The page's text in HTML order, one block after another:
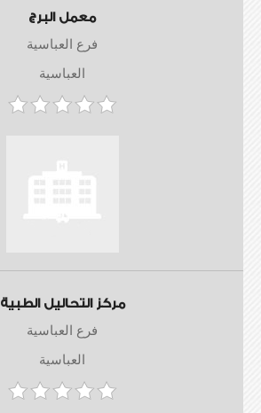
معمل البرج
فرع العباسية
العباسية
مركز التحاليل الطبية
فرع العباسية
العباسية